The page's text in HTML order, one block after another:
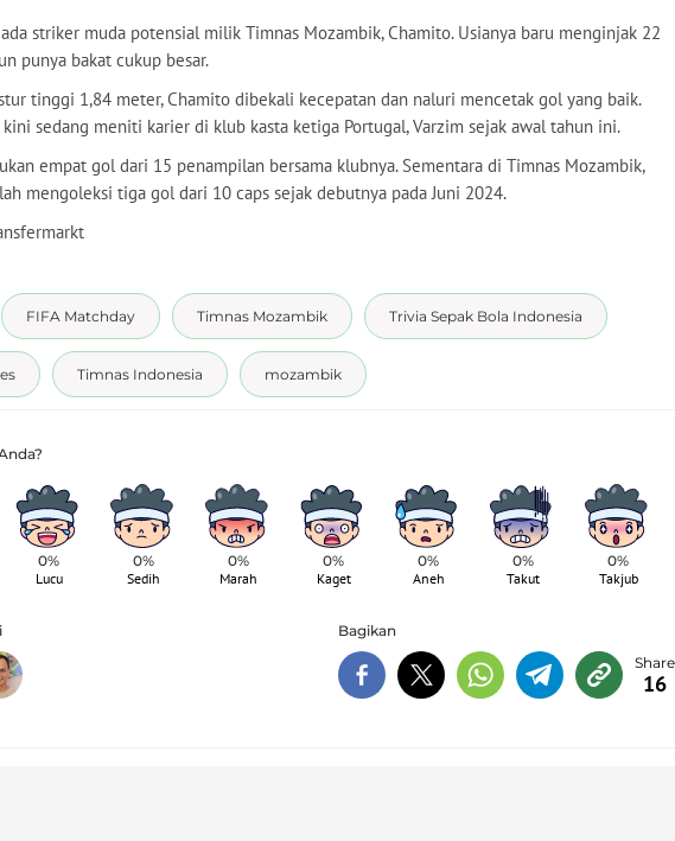
striker muda potensial milik Timnas Mozambik, Chamito. Usianya baru menginjak 22
punya bakat cukup besar.
tinggi 1,84 meter, Chamito dibekali kecepatan dan naluri mencetak gol yang baik.
sedang meniti karier di klub kasta ketiga Portugal, Varzim sejak awal tahun ini.
empat gol dari 15 penampilan bersama klubnya. Sementara di Timnas Mozambik,
mengoleksi tiga gol dari 10 caps sejak debutnya pada Juni 2024.
FIFA Matchday Timnas Mozambik Trivia Sepak Bola Indonesia
Timnas Indonesia mozambik
0%
Lucu
0%
Sedih
0%
Marah
0%
Kaget
0%
Aneh
0%
Takut
0%
Takjub
Bagikan
16